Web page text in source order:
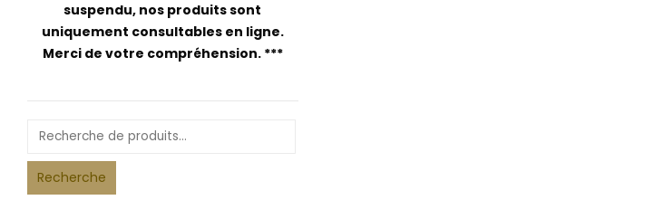
suspendu, nos produits sont
uniquement consultables en ligne.
Merci de votre compréhension.***
Recherche